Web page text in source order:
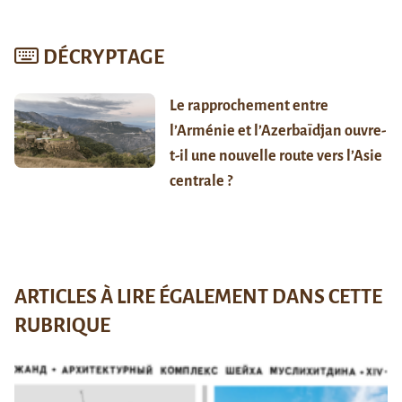
DÉCRYPTAGE
Le rapprochement entre
l’Arménie et l’Azerbaïdjan ouvre-
t-il une nouvelle route vers l’Asie
centrale ?
ARTICLES À LIRE ÉGALEMENT DANS CETTE
RUBRIQUE